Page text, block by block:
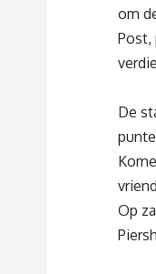
om
Post,
De
Op